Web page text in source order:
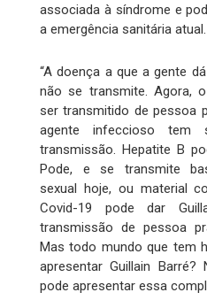
associada à síndrome e
a emergência sanitária atual.
“A doença a que a gente
não se transmite. Agora,
ser transmitido de pessoa
agente infeccioso tem
transmissão. Hepatite B
Pode, e se transmite
sexual hoje, ou material
Covid-19 pode dar
transmissão de pessoa
Mas todo mundo que tem
apresentar Guillain
pode apresentar essa